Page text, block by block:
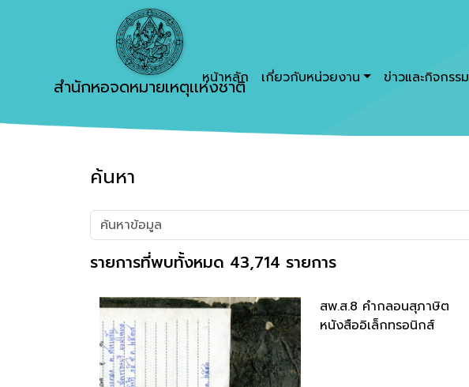
สำนักหอจดหมายเหตุเเห่งชาติ
หน้าหลัก เกี่ยวกับหน่วยงาน ข่าวและกิจกรรม
ค้นหา
รายการที่พบทั้งหมด 43,714 รายการ
สพ.ส.8 คำกลอนสุภาษิต
หนังสืออิเล็กทรอนิกส์